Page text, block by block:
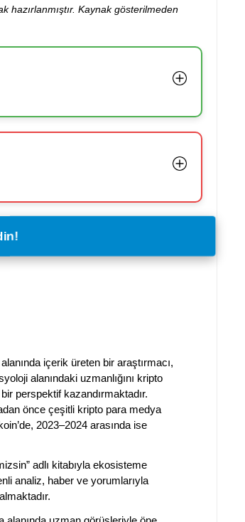
hazırlanmıştır. Kaynak gösterilmeden
içerik üreten bir araştırmacı,
alanındaki uzmanlığını kripto
perspektif kazandırmaktadır.
önce çeşitli kripto para medya
2023–2024 arasında ise
adlı kitabıyla ekosisteme
analiz, haber ve yorumlarıyla